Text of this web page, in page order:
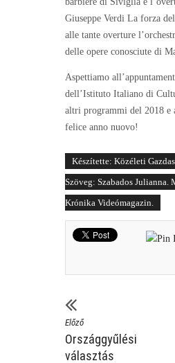
Giuseppe Verdi La forza
alle tante overture
delle opere conosciute di
Aspettiamo
dell’Istituto Italiano di
altri programmi del 2018 e
felice anno nuovo!
Készítette: Közéleti
Szöveg: Szabados Julianna.
Krónika Videómagazin.
Előző
Országgyűlési
választás